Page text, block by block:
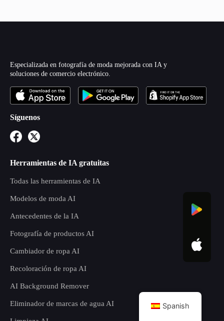
Especializada en fotografía de moda mejorada con IA y
soluciones de comercio electrónico.
Síguenos
Herramientas de IA gratuitas
Todas las herramientas de IA
Modelos de moda AI
Antecedentes de la IA
Fotografía de productos AI
Cambiador de ropa AI
Recoloración de ropa AI
AI Background Remover
Eliminador de marcas de agua AI Spanish